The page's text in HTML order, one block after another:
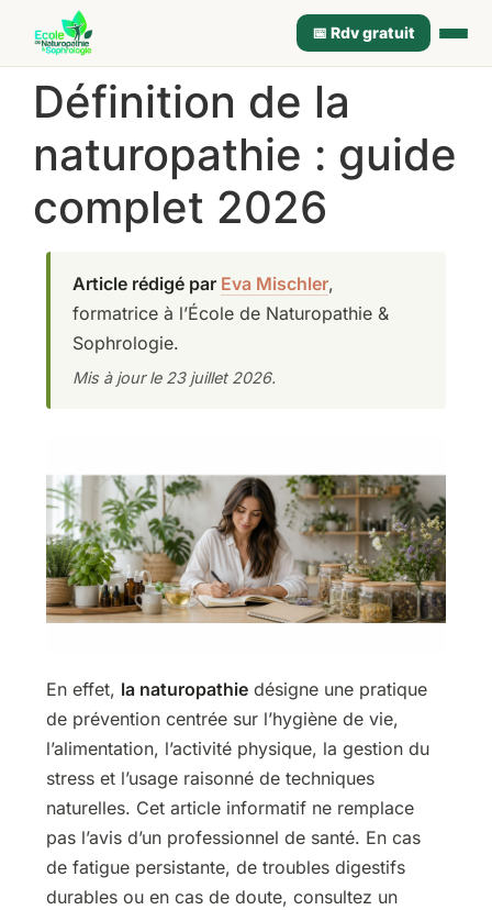
📅 Rdv gratuit
Définition de la
naturopathie : guide
complet 2026
Article rédigé par Eva Mischler,
formatrice à l’École de Naturopathie &
Sophrologie.
Mis à jour le 23 juillet 2026.
En effet, la naturopathie désigne une pratique
de prévention centrée sur l’hygiène de vie,
l’alimentation, l’activité physique, la gestion du
stress et l’usage raisonné de techniques
naturelles. Cet article informatif ne remplace
pas l’avis d’un professionnel de santé. En cas
de fatigue persistante, de troubles digestifs
durables ou en cas de doute, consultez un